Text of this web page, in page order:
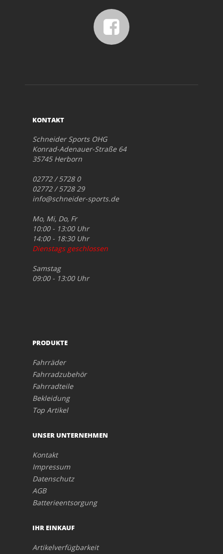
KONTAKT
Schneider Sports OHG
Konrad-Adenauer-Straße 64
35745 Herborn
02772 / 5728 0
02772 / 5728 29
info@schneider-sports.de
Mo, Mi, Do, Fr
10:00 - 13:00 Uhr
14:00 - 18:30 Uhr
Dienstags geschlossen
Samstag
09:00 - 13:00 Uhr
PRODUKTE
Fahrräder
Fahrradzubehör
Fahrradteile
Bekleidung
Top Artikel
UNSER UNTERNEHMEN
Kontakt
Impressum
Datenschutz
AGB
Batterieentsorgung
IHR EINKAUF
Artikelverfügbarkeit